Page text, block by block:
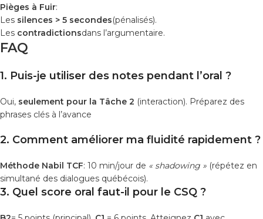
Pièges à Fuir:
Les silences > 5 secondes(pénalisés).
Les contradictionsdans l’argumentaire.
FAQ
1. Puis-je utiliser des notes pendant l’oral ?
Oui, seulement pour la Tâche 2 (interaction). Préparez des
phrases clés à l’avance
2. Comment améliorer ma fluidité rapidement ?
Méthode Nabil TCF: 10 min/jour de « shadowing » (répétez en
simultané des dialogues québécois).
3. Quel score oral faut-il pour le CSQ ?